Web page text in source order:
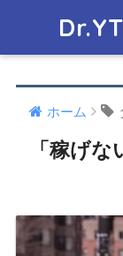
ホーム
「稼げ